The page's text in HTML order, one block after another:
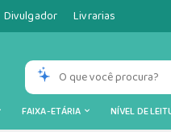
Divulgador Livrarias
FAIXA-ETÁRIA NÍVEL DE